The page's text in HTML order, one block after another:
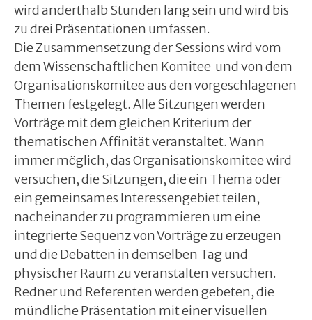
wird anderthalb Stunden lang sein und wird bis
zu drei Präsentationen umfassen.
Die Zusammensetzung der Sessions wird vom
dem Wissenschaftlichen Komitee und von dem
Organisationskomitee aus den vorgeschlagenen
Themen festgelegt. Alle Sitzungen werden
Vorträge mit dem gleichen Kriterium der
thematischen Affinität veranstaltet. Wann
immer möglich, das Organisationskomitee wird
versuchen, die Sitzungen, die ein Thema oder
ein gemeinsames Interessengebiet teilen,
nacheinander zu programmieren um eine
integrierte Sequenz von Vorträge zu erzeugen
und die Debatten in demselben Tag und
physischer Raum zu veranstalten versuchen.
Redner und Referenten werden gebeten, die
mündliche Präsentation mit einer visuellen